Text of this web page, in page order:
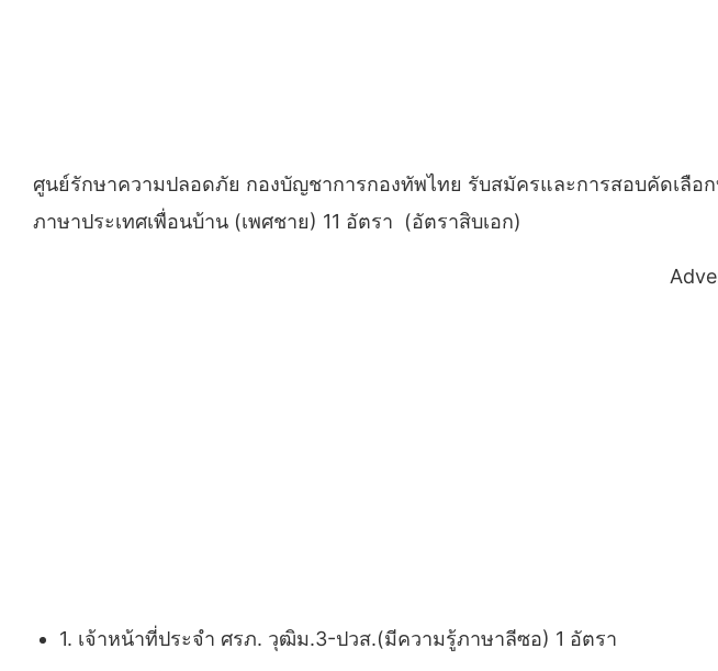
ศูนย์รักษาความปลอดภัย กองบัญชาการกองทัพไทย รับสมัครและการสอบคัดเลือ
ภาษาประเทศเพื่อนบ้าน (เพศชาย) 11 อัตรา (อัตราสิบเอก)
1. เจ้าหน้าที่ประจำ ศรภ. วุฒิม.3-ปวส.(มีความรู้ภาษาลีซอ) 1 อัตรา